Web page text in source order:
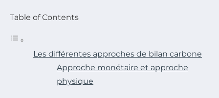
Table of Contents
Les différentes approches de bilan carbone
Approche monétaire et approche
physique